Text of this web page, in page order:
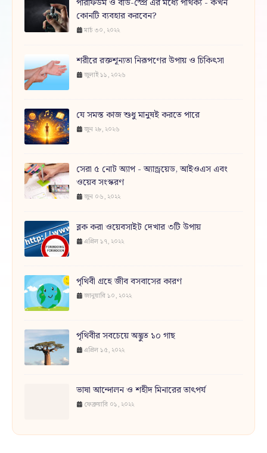
পারফিউম ও বডি-স্প্রে এর মধ্যে পার্থক্য - কখন
কোনটি ব্যবহার করবেন?
মার্চ ৩০, ২০২২
শরীরে রক্তশূন্যতা নিরূপণের উপায় ও চিকিৎসা
জুলাই ১১, ২০২৬
যে সমস্ত কাজ শুধু মানুষই করতে পারে
জুন ২৮, ২০২৬
সেরা ৫ নোট অ্যাপ - অ্যান্ড্রয়েড, আইওএস এবং
ওয়েব সংস্করণ
জুন ০৬, ২০২২
ব্লক করা ওয়েবসাইট দেখার ৩টি উপায়
এপ্রিল ১৭, ২০২২
পৃথিবী গ্রহে জীব বসবাসের কারণ
জানুয়ারি ১০, ২০২২
পৃথিবীর সবচেয়ে অদ্ভুত ১০ গাছ
এপ্রিল ১৫, ২০২২
ভাষা আন্দোলন ও শহীদ মিনারের তাৎপর্য
ফেব্রুয়ারি ০১, ২০২২